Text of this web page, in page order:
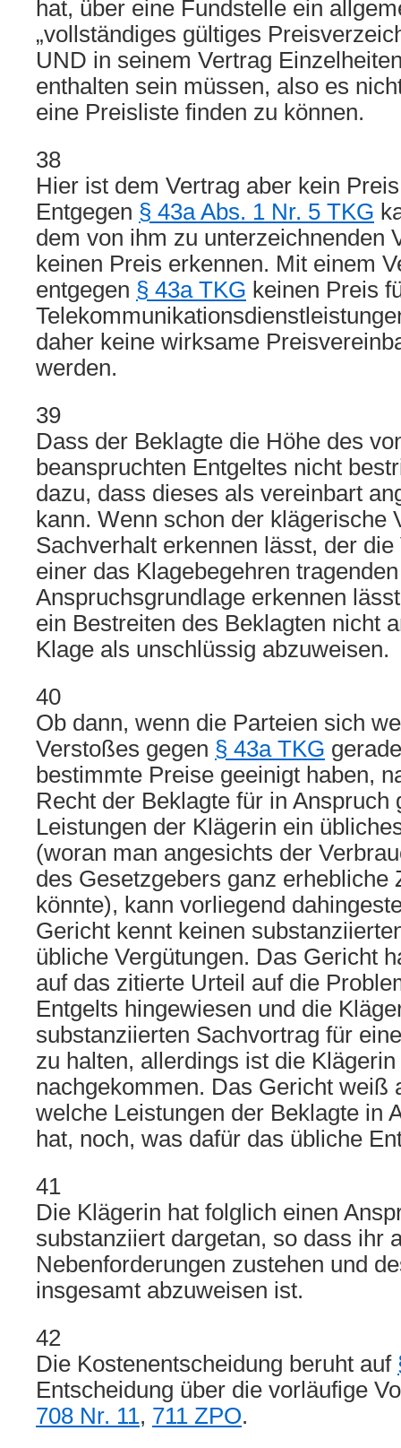
hat, über eine Fundstelle ein
„vollständiges gültiges
UND in seinem Vertrag
enthalten sein müssen, also es
eine Preisliste finden zu können.
38
Hier ist dem Vertrag aber kein
Entgegen § 43a Abs. 1 Nr. 5 TKG
dem von ihm zu unterzeichnenden
keinen Preis erkennen. Mit einem
entgegen § 43a TKG keinen Preis
daher keine wirksame
werden.
39
Dass der Beklagte die Höhe des
beanspruchten Entgeltes nicht
dazu, dass dieses als vereinbart
kann. Wenn schon der klägerische
Sachverhalt erkennen lässt, der
einer das Klagebegehren tragenden
Anspruchsgrundlage erkennen
ein Bestreiten des Beklagten nicht
Klage als unschlüssig abzuweisen.
40
Ob dann, wenn die Parteien sich
Verstoßes gegen § 43a TKG
bestimmte Preise geeinigt haben,
Recht der Beklagte für in Anspruch
Leistungen der Klägerin ein
(woran man angesichts der
des Gesetzgebers ganz erhebliche
könnte), kann vorliegend
Gericht kennt keinen
übliche Vergütungen. Das Gericht
auf das zitierte Urteil auf die
Entgelts hingewiesen und die
substanziierten Sachvortrag für
zu halten, allerdings ist die
nachgekommen. Das Gericht weiß
welche Leistungen der Beklagte in
hat, noch, was dafür das übliche
41
Die Klägerin hat folglich einen
substanziiert dargetan, so dass ihr
Nebenforderungen zustehen und
insgesamt abzuweisen ist.
42
Die Kostenentscheidung beruht auf
Entscheidung über die vorläufige
708 Nr. 11, 711 ZPO.